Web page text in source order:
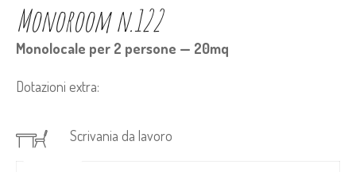
Monoroom n.122
Monolocale per 2 persone — 20mq
Dotazioni extra:
Scrivania da lavoro